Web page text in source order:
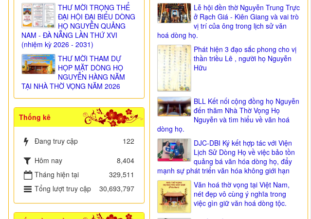
Lễ hội đền thờ Nguyễn Trung Trực
ở Rạch Giá - Kiên Giang và vai trò
vị trí của ông trong lịch sử văn
hoá dòng họ.
Phát hiện 3 đạo sắc phong cho vị
thần triều Lê , người họ Nguyễn
Hữu
BLL Kết nối cộng đồng họ Nguyễn
đến thăm Nhà Thờ Vọng Họ
Nguyễn và tìm hiểu về văn hoá
dòng họ.
DJC-DBI Ký kết hợp tác với Viện
Lịch Sử Dòng Họ về việc bảo tồn
quảng bá văn hóa dòng họ, đẩy
mạnh sự phát triển văn hóa không giới hạn
Văn hoá thờ vọng tại Việt Nam,
nét đẹp vô cùng ý nghĩa trong
việc gìn giữ văn hoá dòng tộc.
THƯ MỜI TRỌNG THỂ
ĐẠI HỘI ĐẠI BIỂU DÒNG
HỌ NGUYỄN QUẢNG
NAM - ĐÀ NẴNG LẦN THỨ XVI
(nhiệm kỳ 2026 - 2031)
THƯ MỜI THAM DỰ
HỌP MẶT DÒNG HỌ
NGUYỄN HÀNG NĂM
TẠI NHÀ THỜ VỌNG NĂM 2026
Thống kê
Đang truy cập
122
Hôm nay
8,404
Tháng hiện tại
329,511
Tổng lượt truy cập
30,693,797